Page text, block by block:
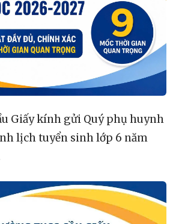
Giấy kính gửi Quý phụ huynh
lịch tuyển sinh lớp 6 năm